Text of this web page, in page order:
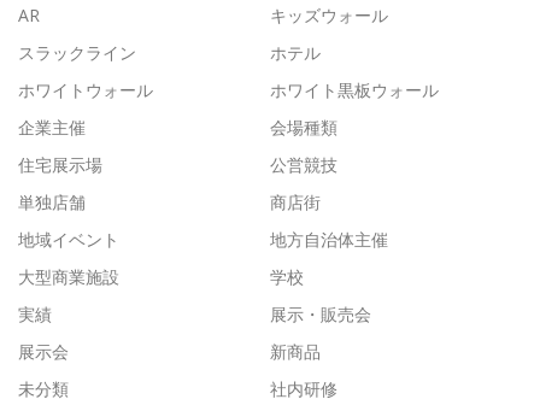
AR
キッズウォール
スラックライン
ホテル
ホワイトウォール
ホワイト黒板ウォール
企業主催
会場種類
住宅展示場
公営競技
単独店舗
商店街
地域イベント
地方自治体主催
大型商業施設
学校
実績
展示・販売会
展示会
新商品
未分類
社内研修